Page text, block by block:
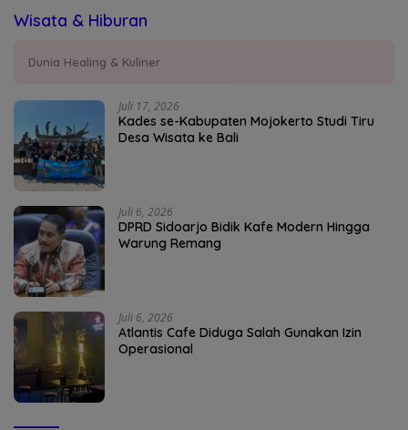
Wisata & Hiburan
Dunia Healing & Kuliner
Juli 17, 2026
Kades se-Kabupaten Mojokerto Studi Tiru
Desa Wisata ke Bali
Juli 6, 2026
DPRD Sidoarjo Bidik Kafe Modern Hingga
Warung Remang
Juli 6, 2026
Atlantis Cafe Diduga Salah Gunakan Izin
Operasional